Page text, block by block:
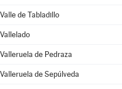
Valle de Tabladillo
Vallelado
Valleruela de Pedraza
Valleruela de Sepúlveda